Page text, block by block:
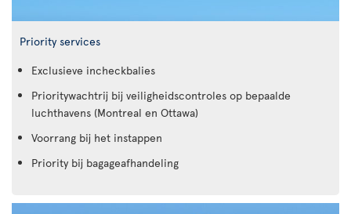
Priority services
Exclusieve incheckbalies
Prioritywachtrij bij veiligheidscontroles op bepaalde
luchthavens (Montreal en Ottawa)
Voorrang bij het instappen
Priority bij bagageafhandeling